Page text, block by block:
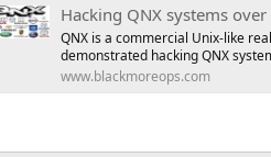
Hacking QNX systems
QNX is a commercial Unix-like
demonstrated hacking QNX
www.blackmoreops.com